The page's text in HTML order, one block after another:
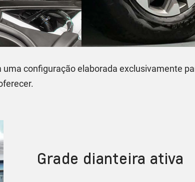
uma configuração elaborada exclusivamente
Grade dianteira ativa